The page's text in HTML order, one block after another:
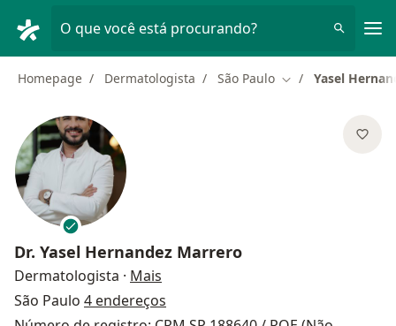
O que você está procurando?
Homepage Dermatologista São Paulo Mudar de cidade
Yasel
Dr. Yasel Hernandez Marrero
Dermatologista · Mais
São Paulo 4 endereços